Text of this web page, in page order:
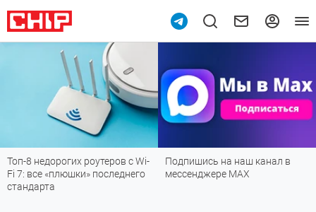
Топ-8 недорогих роутеров с Wi-
Fi 7: все «плюшки» последнего
стандарта
Подпишись на наш канал в
мессенджере МАХ